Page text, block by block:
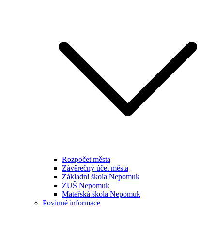
Rozpočet města
Závěrečný účet města
Základní škola Nepomuk
ZUŠ Nepomuk
Mateřská škola Nepomuk
Povinné informace